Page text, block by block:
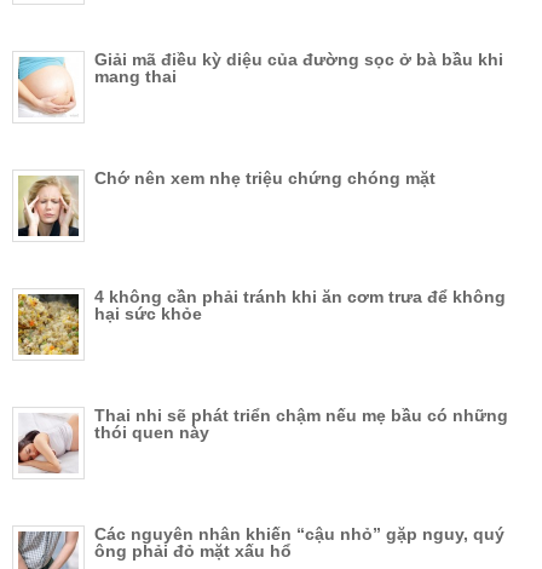
Giải mã điều kỳ diệu của đường sọc ở bà bầu khi
mang thai
Chớ nên xem nhẹ triệu chứng chóng mặt
4 không cần phải tránh khi ăn cơm trưa để không
hại sức khỏe
Thai nhi sẽ phát triển chậm nếu mẹ bầu có những
thói quen này
Các nguyên nhân khiến “cậu nhỏ” gặp nguy, quý
ông phải đỏ mặt xấu hổ